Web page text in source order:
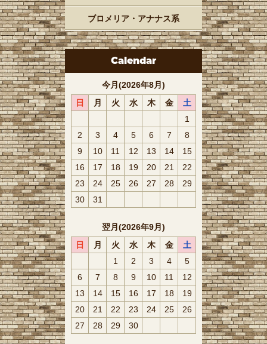
ブロメリア・アナナス系
Calendar
今月(2026年8月)
日
月 火 水 木 金
土
1
2
3 4 5 6 7
8
9
10 11 12 13 14
15
16
17 18 19 20 21
22
23
24 25 26 27 28
29
30
31
翌月(2026年9月)
日
月 火 水 木 金
土
1
2 3 4
5
6
7 8 9 10 11
12
13
14 15 16 17 18
19
20
21 22 23 24 25
26
27
28 29 30